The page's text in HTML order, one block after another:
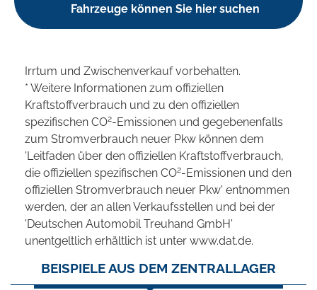
Fahrzeuge können Sie hier suchen
Irrtum und Zwischenverkauf vorbehalten.
* Weitere Informationen zum offiziellen
Kraftstoffverbrauch und zu den offiziellen
spezifischen CO2-Emissionen und gegebenenfalls
zum Stromverbrauch neuer Pkw können dem
'Leitfaden über den offiziellen Kraftstoffverbrauch,
die offiziellen spezifischen CO2-Emissionen und den
offiziellen Stromverbrauch neuer Pkw' entnommen
werden, der an allen Verkaufsstellen und bei der
'Deutschen Automobil Treuhand GmbH'
unentgeltlich erhältlich ist unter www.dat.de.
BEISPIELE AUS DEM ZENTRALLAGER